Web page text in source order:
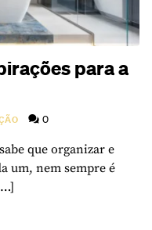
para a
0
que organizar e
um, nem sempre é